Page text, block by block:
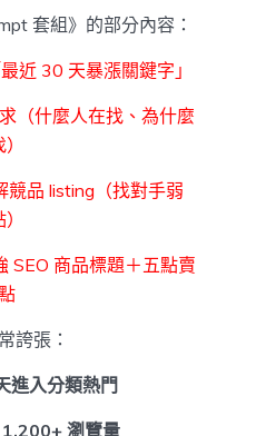
套組》的部分內容：
近 30 天暴漲關鍵字」
（什麼人在找、為什麼
競品 listing（找對手弱
SEO 商品標題＋五點賣
誇張：
進入分類熱門
瀏覽量